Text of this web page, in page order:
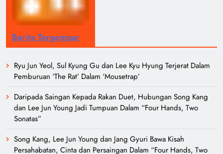
Berita Tergempar
Ryu Jun Yeol, Sul Kyung Gu dan Lee Kyu Hyung Terjerat Dalam
Pemburuan ‘The Rat’ Dalam ‘Mousetrap’
Daripada Saingan Kepada Rakan Duet, Hubungan Song Kang
dan Lee Jun Young Jadi Tumpuan Dalam “Four Hands, Two
Sonatas”
Song Kang, Lee Jun Young dan Jang Gyuri Bawa Kisah
Persahabatan, Cinta dan Persaingan Dalam “Four Hands, Two